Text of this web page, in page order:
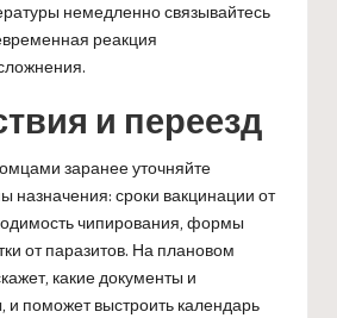
немедленно связывайтесь
реакция
и переезд
заранее уточняйте
назначения: сроки вакцинации от
чипирования, формы
от паразитов. На плановом
какие документы и
поможет выстроить календарь